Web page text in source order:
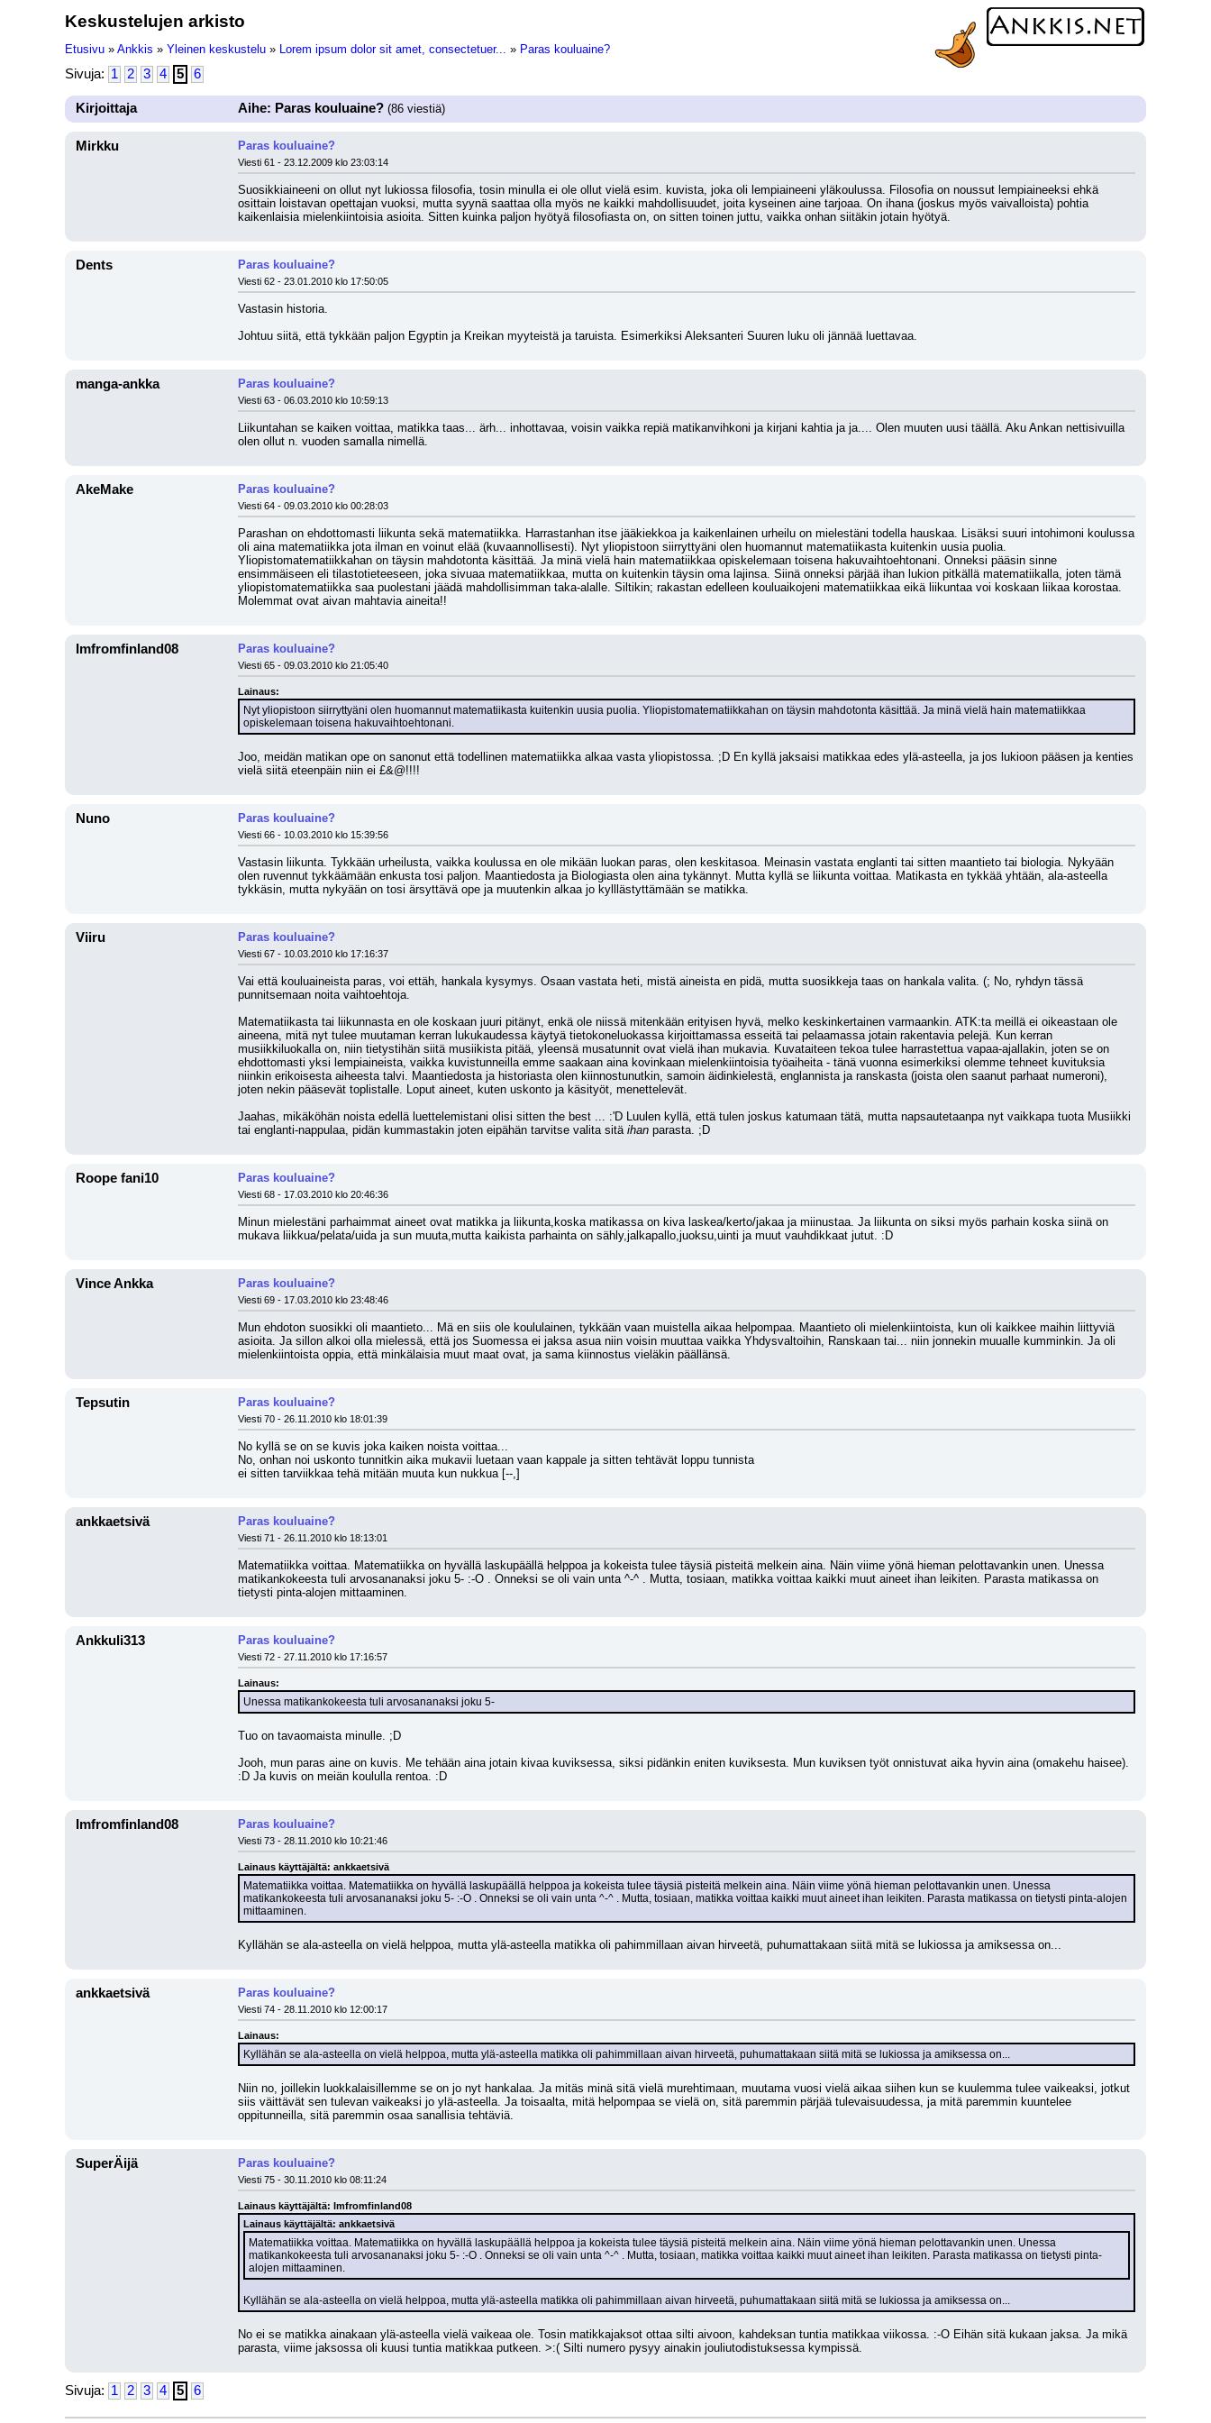
Keskustelujen arkisto
Etusivu » Ankkis » Yleinen keskustelu » Lorem ipsum dolor sit amet, consectetuer... » Paras kouluaine?
Sivuja: 1 2 3 4 5 6
Kirjoittaja Aihe: Paras kouluaine? (86 viestiä)
Mirkku Paras kouluaine?
Viesti 61 - 23.12.2009 klo 23:03:14
Suosikkiaineeni on ollut nyt lukiossa filosofia, tosin minulla ei ole ollut vielä esim. kuvista, joka oli lempiaineeni yläkoulussa. Filosofia on noussut lempiaineeksi ehkä
osittain loistavan opettajan vuoksi, mutta syynä saattaa olla myös ne kaikki mahdollisuudet, joita kyseinen aine tarjoaa. On ihana (joskus myös vaivalloista) pohtia
kaikenlaisia mielenkiintoisia asioita. Sitten kuinka paljon hyötyä filosofiasta on, on sitten toinen juttu, vaikka onhan siitäkin jotain hyötyä.
Dents Paras kouluaine?
Viesti 62 - 23.01.2010 klo 17:50:05
Vastasin historia.
Johtuu siitä, että tykkään paljon Egyptin ja Kreikan myyteistä ja taruista. Esimerkiksi Aleksanteri Suuren luku oli jännää luettavaa.
manga-ankka Paras kouluaine?
Viesti 63 - 06.03.2010 klo 10:59:13
Liikuntahan se kaiken voittaa, matikka taas... ärh... inhottavaa, voisin vaikka repiä matikanvihkoni ja kirjani kahtia ja ja.... Olen muuten uusi täällä. Aku Ankan nettisivuilla
olen ollut n. vuoden samalla nimellä.
AkeMake Paras kouluaine?
Viesti 64 - 09.03.2010 klo 00:28:03
Parashan on ehdottomasti liikunta sekä matematiikka. Harrastanhan itse jääkiekkoa ja kaikenlainen urheilu on mielestäni todella hauskaa. Lisäksi suuri intohimoni koulussa
oli aina matematiikka jota ilman en voinut elää (kuvaannollisesti). Nyt yliopistoon siirryttyäni olen huomannut matematiikasta kuitenkin uusia puolia.
Yliopistomatematiikkahan on täysin mahdotonta käsittää. Ja minä vielä hain matematiikkaa opiskelemaan toisena hakuvaihtoehtonani. Onneksi pääsin sinne
ensimmäiseen eli tilastotieteeseen, joka sivuaa matematiikkaa, mutta on kuitenkin täysin oma lajinsa. Siinä onneksi pärjää ihan lukion pitkällä matematiikalla, joten tämä
yliopistomatematiikka saa puolestani jäädä mahdollisimman taka-alalle. Siltikin; rakastan edelleen kouluaikojeni matematiikkaa eikä liikuntaa voi koskaan liikaa korostaa.
Molemmat ovat aivan mahtavia aineita!!
Imfromfinland08 Paras kouluaine?
Viesti 65 - 09.03.2010 klo 21:05:40
Lainaus:
Nyt yliopistoon siirryttyäni olen huomannut matematiikasta kuitenkin uusia puolia. Yliopistomatematiikkahan on täysin mahdotonta käsittää. Ja minä vielä hain matematiikkaa
opiskelemaan toisena hakuvaihtoehtonani.
Joo, meidän matikan ope on sanonut että todellinen matematiikka alkaa vasta yliopistossa. ;D En kyllä jaksaisi matikkaa edes ylä-asteella, ja jos lukioon pääsen ja kenties
vielä siitä eteenpäin niin ei £&@!!!!
Nuno Paras kouluaine?
Viesti 66 - 10.03.2010 klo 15:39:56
Vastasin liikunta. Tykkään urheilusta, vaikka koulussa en ole mikään luokan paras, olen keskitasoa. Meinasin vastata englanti tai sitten maantieto tai biologia. Nykyään
olen ruvennut tykkäämään enkusta tosi paljon. Maantiedosta ja Biologiasta olen aina tykännyt. Mutta kyllä se liikunta voittaa. Matikasta en tykkää yhtään, ala-asteella
tykkäsin, mutta nykyään on tosi ärsyttävä ope ja muutenkin alkaa jo kylllästyttämään se matikka.
Viiru Paras kouluaine?
Viesti 67 - 10.03.2010 klo 17:16:37
Vai että kouluaineista paras, voi ettäh, hankala kysymys. Osaan vastata heti, mistä aineista en pidä, mutta suosikkeja taas on hankala valita. (; No, ryhdyn tässä
punnitsemaan noita vaihtoehtoja.
Matematiikasta tai liikunnasta en ole koskaan juuri pitänyt, enkä ole niissä mitenkään erityisen hyvä, melko keskinkertainen varmaankin. ATK:ta meillä ei oikeastaan ole
aineena, mitä nyt tulee muutaman kerran lukukaudessa käytyä tietokoneluokassa kirjoittamassa esseitä tai pelaamassa jotain rakentavia pelejä. Kun kerran
musiikkiluokalla on, niin tietystihän siitä musiikista pitää, yleensä musatunnit ovat vielä ihan mukavia. Kuvataiteen tekoa tulee harrastettua vapaa-ajallakin, joten se on
ehdottomasti yksi lempiaineista, vaikka kuvistunneilla emme saakaan aina kovinkaan mielenkiintoisia työaiheita - tänä vuonna esimerkiksi olemme tehneet kuvituksia
niinkin erikoisesta aiheesta talvi. Maantiedosta ja historiasta olen kiinnostunutkin, samoin äidinkielestä, englannista ja ranskasta (joista olen saanut parhaat numeroni),
joten nekin pääsevät toplistalle. Loput aineet, kuten uskonto ja käsityöt, menettelevät.
Jaahas, mikäköhän noista edellä luettelemistani olisi sitten the best ... :'D Luulen kyllä, että tulen joskus katumaan tätä, mutta napsautetaanpa nyt vaikkapa tuota Musiikki
tai englanti-nappulaa, pidän kummastakin joten eipähän tarvitse valita sitä ihan parasta. ;D
Roope fani10 Paras kouluaine?
Viesti 68 - 17.03.2010 klo 20:46:36
Minun mielestäni parhaimmat aineet ovat matikka ja liikunta,koska matikassa on kiva laskea/kerto/jakaa ja miinustaa. Ja liikunta on siksi myös parhain koska siinä on
mukava liikkua/pelata/uida ja sun muuta,mutta kaikista parhainta on sähly,jalkapallo,juoksu,uinti ja muut vauhdikkaat jutut. :D
Vince Ankka Paras kouluaine?
Viesti 69 - 17.03.2010 klo 23:48:46
Mun ehdoton suosikki oli maantieto... Mä en siis ole koululainen, tykkään vaan muistella aikaa helpompaa. Maantieto oli mielenkiintoista, kun oli kaikkee maihin liittyviä
asioita. Ja sillon alkoi olla mielessä, että jos Suomessa ei jaksa asua niin voisin muuttaa vaikka Yhdysvaltoihin, Ranskaan tai... niin jonnekin muualle kumminkin. Ja oli
mielenkiintoista oppia, että minkälaisia muut maat ovat, ja sama kiinnostus vieläkin päällänsä.
Tepsutin Paras kouluaine?
Viesti 70 - 26.11.2010 klo 18:01:39
No kyllä se on se kuvis joka kaiken noista voittaa...
No, onhan noi uskonto tunnitkin aika mukavii luetaan vaan kappale ja sitten tehtävät loppu tunnista
ei sitten tarviikkaa tehä mitään muuta kun nukkua [--,]
ankkaetsivä Paras kouluaine?
Viesti 71 - 26.11.2010 klo 18:13:01
Matematiikka voittaa. Matematiikka on hyvällä laskupäällä helppoa ja kokeista tulee täysiä pisteitä melkein aina. Näin viime yönä hieman pelottavankin unen. Unessa
matikankokeesta tuli arvosananaksi joku 5- :-O . Onneksi se oli vain unta ^-^ . Mutta, tosiaan, matikka voittaa kaikki muut aineet ihan leikiten. Parasta matikassa on
tietysti pinta-alojen mittaaminen.
Ankkuli313 Paras kouluaine?
Viesti 72 - 27.11.2010 klo 17:16:57
Lainaus:
Unessa matikankokeesta tuli arvosananaksi joku 5-
Tuo on tavaomaista minulle. ;D
Jooh, mun paras aine on kuvis. Me tehään aina jotain kivaa kuviksessa, siksi pidänkin eniten kuviksesta. Mun kuviksen työt onnistuvat aika hyvin aina (omakehu haisee).
:D Ja kuvis on meiän koululla rentoa. :D
Imfromfinland08 Paras kouluaine?
Viesti 73 - 28.11.2010 klo 10:21:46
Lainaus käyttäjältä: ankkaetsivä
Matematiikka voittaa. Matematiikka on hyvällä laskupäällä helppoa ja kokeista tulee täysiä pisteitä melkein aina. Näin viime yönä hieman pelottavankin unen. Unessa
matikankokeesta tuli arvosananaksi joku 5- :-O . Onneksi se oli vain unta ^-^ . Mutta, tosiaan, matikka voittaa kaikki muut aineet ihan leikiten. Parasta matikassa on tietysti pinta-alojen
mittaaminen.
Kyllähän se ala-asteella on vielä helppoa, mutta ylä-asteella matikka oli pahimmillaan aivan hirveetä, puhumattakaan siitä mitä se lukiossa ja amiksessa on...
ankkaetsivä Paras kouluaine?
Viesti 74 - 28.11.2010 klo 12:00:17
Lainaus:
Kyllähän se ala-asteella on vielä helppoa, mutta ylä-asteella matikka oli pahimmillaan aivan hirveetä, puhumattakaan siitä mitä se lukiossa ja amiksessa on...
Niin no, joillekin luokkalaisillemme se on jo nyt hankalaa. Ja mitäs minä sitä vielä murehtimaan, muutama vuosi vielä aikaa siihen kun se kuulemma tulee vaikeaksi, jotkut
siis väittävät sen tulevan vaikeaksi jo ylä-asteella. Ja toisaalta, mitä helpompaa se vielä on, sitä paremmin pärjää tulevaisuudessa, ja mitä paremmin kuuntelee
oppitunneilla, sitä paremmin osaa sanallisia tehtäviä.
SuperÄijä Paras kouluaine?
Viesti 75 - 30.11.2010 klo 08:11:24
Lainaus käyttäjältä: Imfromfinland08
Lainaus käyttäjältä: ankkaetsivä
Matematiikka voittaa. Matematiikka on hyvällä laskupäällä helppoa ja kokeista tulee täysiä pisteitä melkein aina. Näin viime yönä hieman pelottavankin unen. Unessa
matikankokeesta tuli arvosananaksi joku 5- :-O . Onneksi se oli vain unta ^-^ . Mutta, tosiaan, matikka voittaa kaikki muut aineet ihan leikiten. Parasta matikassa on tietysti pinta-
alojen mittaaminen.
Kyllähän se ala-asteella on vielä helppoa, mutta ylä-asteella matikka oli pahimmillaan aivan hirveetä, puhumattakaan siitä mitä se lukiossa ja amiksessa on...
No ei se matikka ainakaan ylä-asteella vielä vaikeaa ole. Tosin matikkajaksot ottaa silti aivoon, kahdeksan tuntia matikkaa viikossa. :-O Eihän sitä kukaan jaksa. Ja mikä
parasta, viime jaksossa oli kuusi tuntia matikkaa putkeen. >:( Silti numero pysyy ainakin jouliutodistuksessa kympissä.
Sivuja: 1 2 3 4 5 6